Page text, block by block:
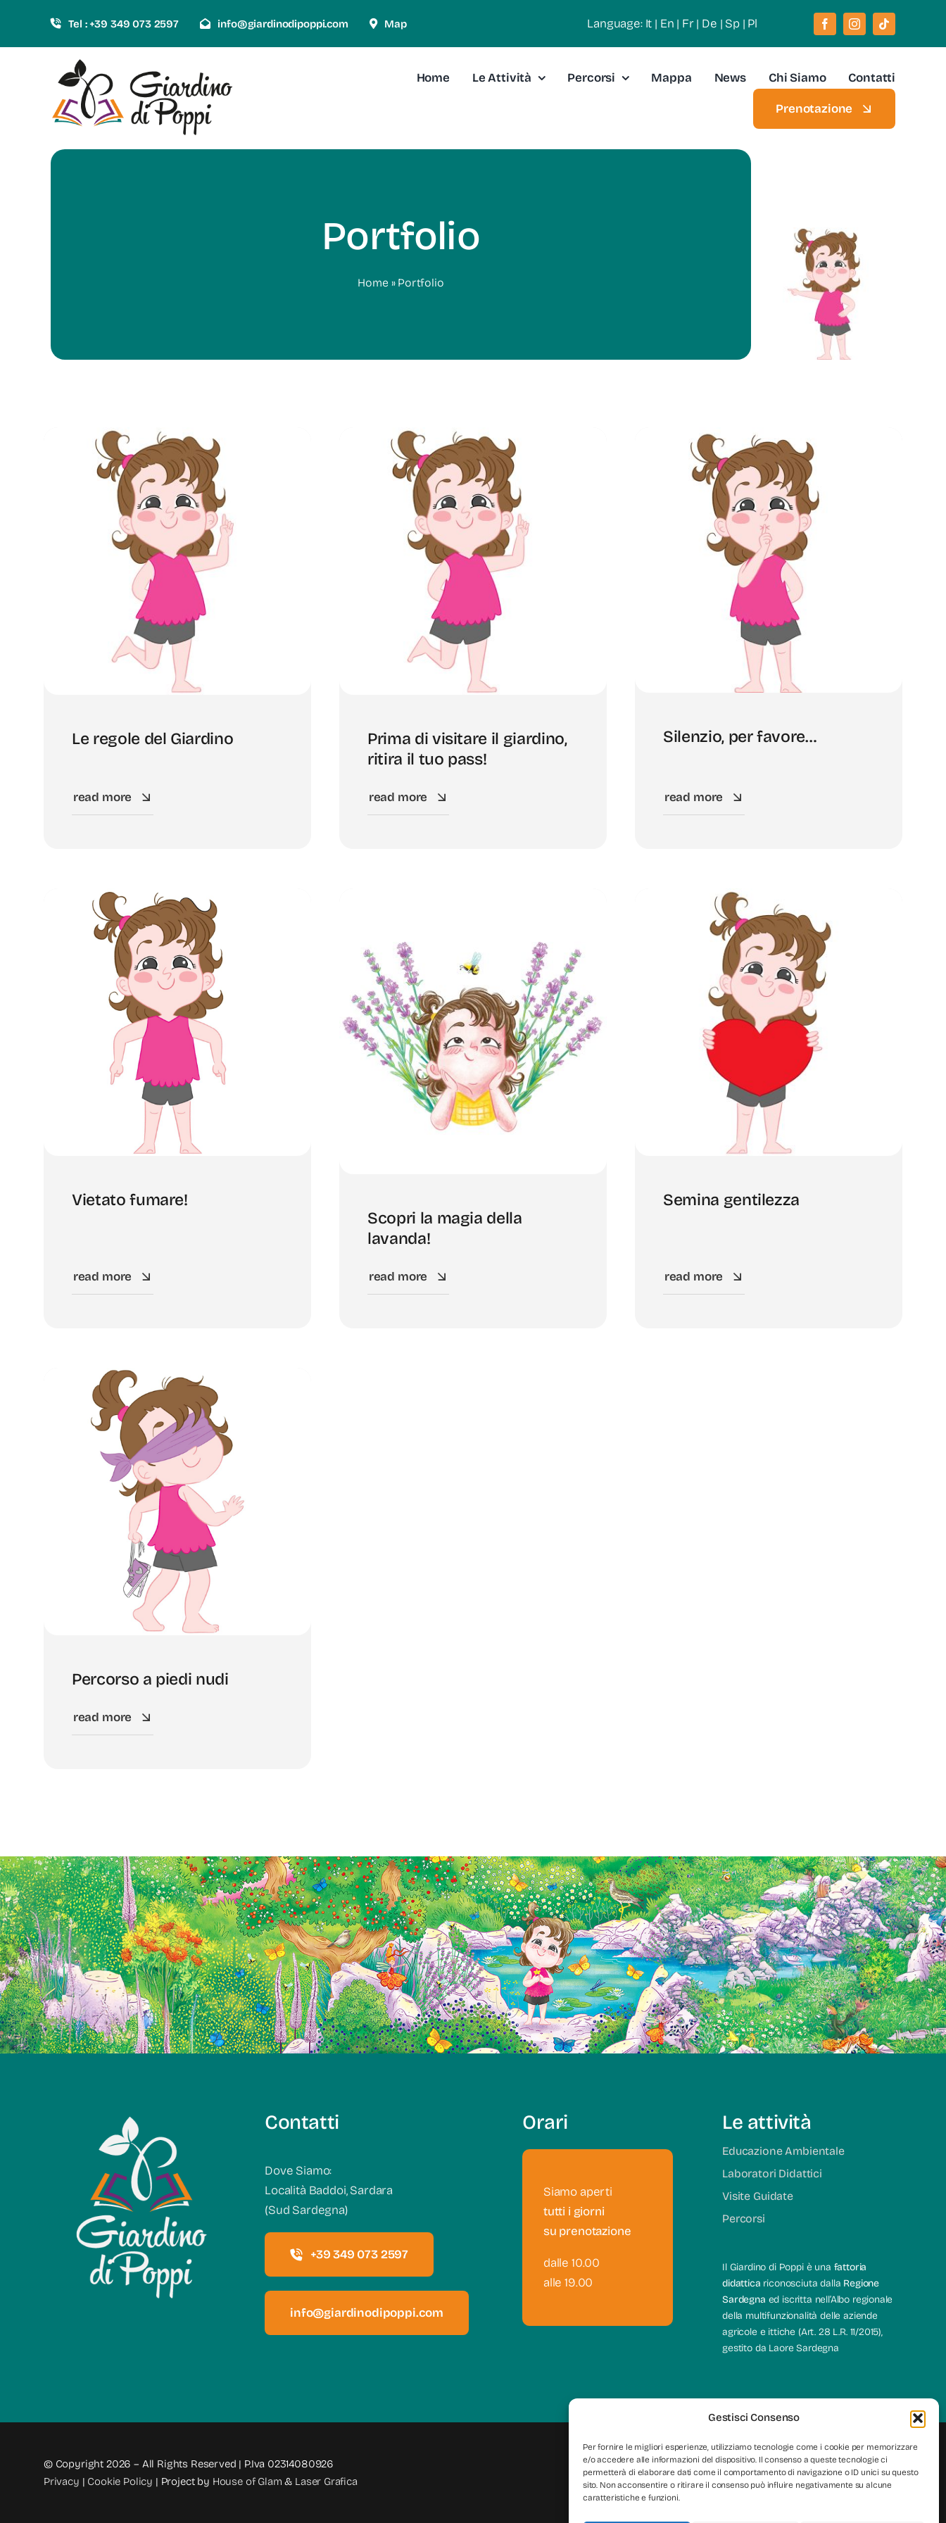
Gestisci Consenso
Per fornire le migliori esperienze, utilizziamo tecnologie come i cookie per memorizzare
e/o accedere alle informazioni del dispositivo. Il consenso a queste tecnologie ci
permetterà di elaborare dati come il comportamento di navigazione o ID unici su questo
sito. Non acconsentire o ritirare il consenso può influire negativamente su alcune
caratteristiche e funzioni.
content
Tel : +39 349 073 2597 info@giardinodipoppi.com Map Language: It | En | Fr| De | Sp| Pl
Home Le Attività Percorsi Mappa News Chi Siamo Contatti
Prenotazione
Portfolio
Home » Portfolio
Le regole del Giardino
read more
Prima di visitare il giardino,
ritira il tuo pass!
read more
Silenzio, per favore…
read more
Vietato fumare!
read more
Scopri la magia della
lavanda!
read more
Semina gentilezza
read more
Percorso a piedi nudi
read more
Contatti
Dove Siamo:
Località Baddoi, Sardara
(Sud Sardegna)
+39 349 073 2597
info@giardinodipoppi.com
Orari
Siamo aperti
tutti i giorni
su prenotazione
dalle 10.00
alle 19.00
Le attività
Educazione Ambientale
Laboratori Didattici
Visite Guidate
Percorsi
Il Giardino di Poppi è una fattoria
didattica riconosciuta dalla Regione
Sardegna ed iscritta nell’Albo regionale
della multifunzionalità delle aziende
agricole e ittiche (Art. 28 L.R. 11/2015),
gestito da Laore Sardegna
© Copyright 2026 – All Rights Reserved | P.Iva 02314080926
Privacy | Cookie Policy | Project by House of Glam & Laser Grafica